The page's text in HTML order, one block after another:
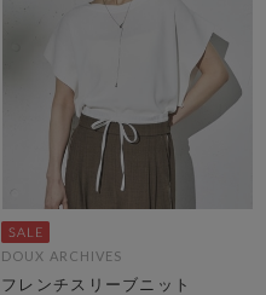
DOUX ARCHIVES
フレンチスリーブニット